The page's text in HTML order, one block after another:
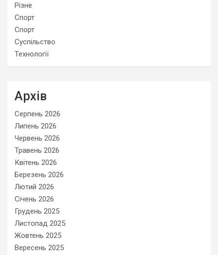
Різне
Спорт
Спорт
Суспільство
Технології
Архів
Серпень 2026
Липень 2026
Червень 2026
Травень 2026
Квітень 2026
Березень 2026
Лютий 2026
Січень 2026
Грудень 2025
Листопад 2025
Жовтень 2025
Вересень 2025